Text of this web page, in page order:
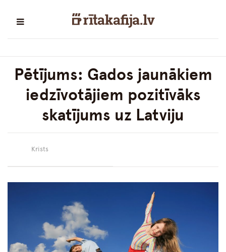
Pētījums: Gados jaunākiem
iedzīvotājiem pozitīvāks
skatījums uz Latviju
Krists